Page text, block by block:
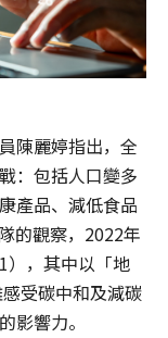
陳麗婷指出，全
：包括人口變多
產品、減低食品
的觀察，2022年
），其中以「地
受碳中和及減碳
影響力。